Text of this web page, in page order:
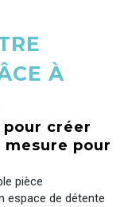
À
pour créer
pour
pièce
espace de détente